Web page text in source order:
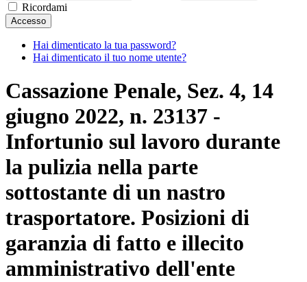
Ricordami
Accesso
Hai dimenticato la tua password?
Hai dimenticato il tuo nome utente?
Cassazione Penale, Sez. 4, 14
giugno 2022, n. 23137 -
Infortunio sul lavoro durante
la pulizia nella parte
sottostante di un nastro
trasportatore. Posizioni di
garanzia di fatto e illecito
amministrativo dell'ente